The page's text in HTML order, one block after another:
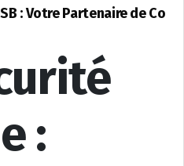
: Votre Partenaire de Co
: